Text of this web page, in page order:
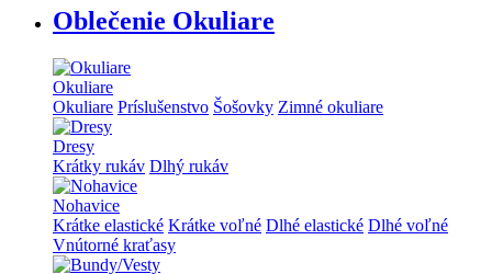
Oblečenie Okuliare
Okuliare
Okuliare Príslušenstvo Šošovky Zimné okuliare
Dresy
Krátky rukáv Dlhý rukáv
Nohavice
Krátke elastické Krátke voľné Dlhé elastické Dlhé voľné
Vnútorné kraťasy